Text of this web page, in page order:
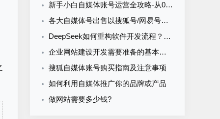
新手小白自媒体账号运营全攻略-从0到1打造购买自媒体账号网易搜索知乎百家号
各大自媒体号出售以搜狐号/网易号为核心的流量与排名解析
DeepSeek如何重构软件开发流程？AI驱动优化的5大实战场景解析
企业网站建设开发需要准备的基本资料
搜狐自媒体账号购买指南及注意事项
如何利用自媒体推广你的品牌或产品
做网站需要多少钱?